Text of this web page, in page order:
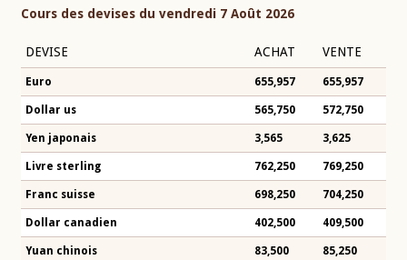
Cours des devises du vendredi 7 Août 2026
DEVISE ACHAT VENTE
Euro 655,957 655,957
Dollar us 565,750 572,750
Yen japonais 3,565 3,625
Livre sterling 762,250 769,250
Franc suisse 698,250 704,250
Dollar canadien 402,500 409,500
Yuan chinois 83,500 85,250